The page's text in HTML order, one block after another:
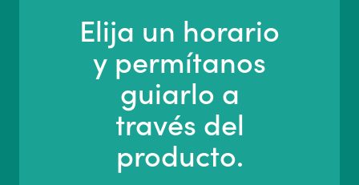
Elija un horario
y permítanos
guiarlo a
través del
producto.